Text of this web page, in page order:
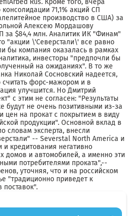
Rus. Кроме того, вчера
71,1% акций СП
производство в США) за
Алексею Мордашову
за $84,4 млн. Аналитик ИК "Финам"
"акции \'Северстали\' все равно
бы компания оказалась в рамках
инвесторы "предпочли бы
на ожиданиях". В то же
Николай Сосновский надеется,
форс-мажором и в
улучшится. Но Дмитрий
с этим не согласен: "Результаты
будут не очень позитивными из-за
цен на прокат с покрытием в виду
продукции". Основной вклад в
словам эксперта, внесли
-- Severstal North America и
и кредитования негативно
домов и автомобилей, а именно эти
потребителями проката",--
уточняя, что и на российском
"традиционно приведет к